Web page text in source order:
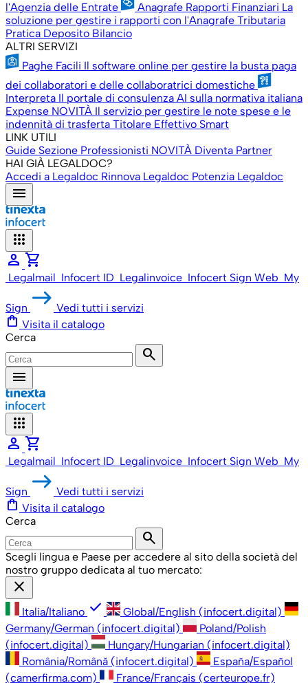
l'Agenzia delle Entrate
Anagrafe Rapporti Finanziari La
soluzione per gestire i rapporti con l'Anagrafe Tributaria
Pratica Deposito Bilancio
ALTRI SERVIZI
Paghe Facili Il software online per gestire la busta paga
dei collaboratori e delle collaboratrici domestiche
Interpreta Il portale di consulenza AI sulla normativa italiana
Expense NOVITÀ Il servizio per gestire le note spese e le
indennità di trasferta Titolare Effettivo Smart
LINK UTILI
Guide Sezione Professionisti NOVITÀ Diventa Partner
HAI GIÀ LEGALDOC?
Accedi a Legaldoc Rinnova Legaldoc Potenzia Legaldoc
menu
apps
person shopping_cart
Legalmail Infocert ID Legalinvoice Infocert Sign Web My
Sign Vedi tutti i servizi
shopping_bag Visita il catalogo
Cerca
search
menu
apps
person shopping_cart
Legalmail Infocert ID Legalinvoice Infocert Sign Web My
Sign Vedi tutti i servizi
shopping_bag Visita il catalogo
Cerca
search
Scegli lingua e Paese per accedere al sito della società del
nostro gruppo dedicata al tuo mercato:
close
Italia/Italiano check
Global/English (infocert.digital)
Germany/German (infocert.digital)
Poland/Polish
(infocert.digital)
Hungary/Hungarian (infocert.digital)
România/Română (infocert.digital)
España/Español
(camerfirma.com)
France/Français (certeurope.fr)